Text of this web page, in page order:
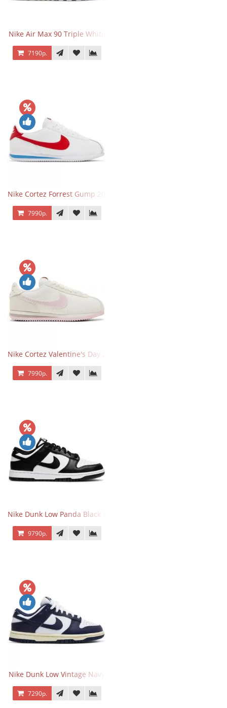
Nike Air Max 90 Triple White
7190р.
Nike Cortez Forrest Gump 2024
7990р.
Nike Cortez Valentine's Day 2025
7990р.
Nike Dunk Low Panda Black White
9790р.
Nike Dunk Low Vintage Navy
7290р.